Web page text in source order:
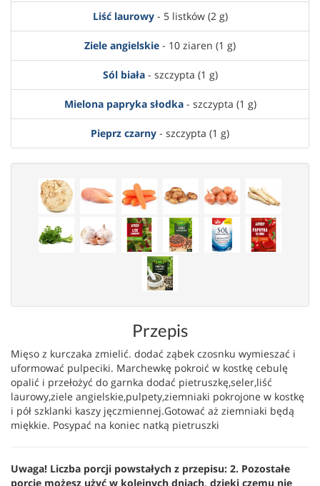
Liść laurowy- 5 listków (2 g)
Ziele angielskie - 10 ziaren (1 g)
Sól biała- szczypta (1 g)
Mielona papryka słodka- szczypta (1 g)
Pieprz czarny - szczypta (1 g)
Przepis
Mięso z kurczaka zmielić. dodać ząbek czosnku wymieszać i
uformować pulpeciki. Marchewkę pokroić w kostkę cebulę
opalić i przełożyć do garnka dodać pietruszkę,seler,liść
laurowy,ziele angielskie,pulpety,ziemniaki pokrojone w kostkę
i pół szklanki kaszy jęczmiennej.Gotować aż ziemniaki będą
miękkie. Posypać na koniec natką pietruszki
Uwaga! Liczba porcji powstałych z przepisu: 2. Pozostałe
porcje możesz użyć w kolejnych dniach, dzięki czemu nie